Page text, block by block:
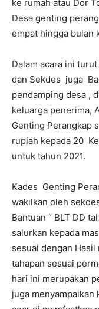
ke rumah atau Dor
Desa genting
empat hingga bulan
Dalam acara ini
dan Sekdes juga
pendamping desa ,
keluarga penerima,
Genting Perangkap
rupiah kepada 20
untuk tahun 2021.
Kades Genting
wakilkan oleh
Bantuan “ BLT DD
salurkan kepada
sesuai dengan
tahapan sesuai
hari ini merupakan
juga menyampaikan